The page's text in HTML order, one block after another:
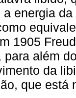
energia
1905
para além
da
que está